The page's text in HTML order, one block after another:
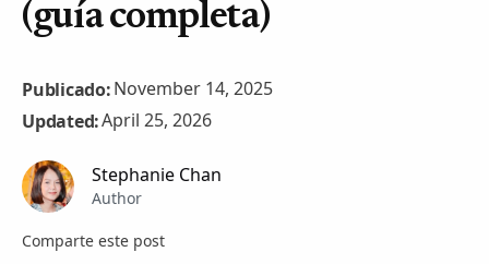
(guía completa)
Publicado:November 14, 2025
Updated:April 25, 2026
Stephanie Chan
Author
Comparte este post